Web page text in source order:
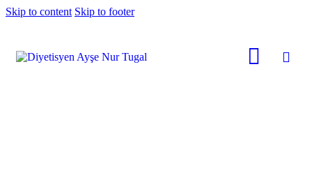
Skip to content Skip to footer